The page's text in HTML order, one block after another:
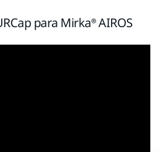
para Mirka® AIROS